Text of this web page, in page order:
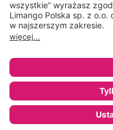
* Rekomendowana, niewiążąca
nasz dostawca. Wartość
ᵃ Regulamin oraz